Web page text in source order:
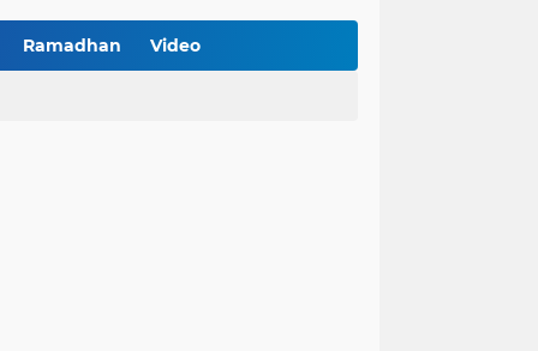
Lora Mahfudz: Pemkab Sampang Pastikan Tidak Ada Warga Yang Tertinggal Belajar Al-Qur'an
Ramadhan Video